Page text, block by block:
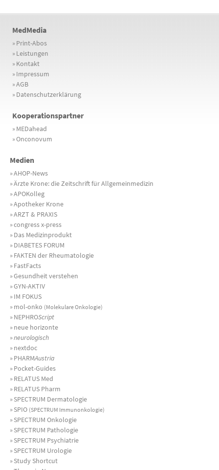
MedMedia
»Print-Abos
»Leistungen
»Kontakt
»Impressum
»AGB
»Datenschutzerklärung
Kooperationspartner
»MEDahead
»Onconovum
Medien
»AHOP-News
»Ärzte Krone: die Zeitschrift für Allgemeinmedizin
»APOKolleg
»Apotheker Krone
»ARZT & PRAXIS
»congress x-press
»Das Medizinprodukt
»DIABETES FORUM
»FAKTEN der Rheumatologie
»FastFacts
»Gesundheit verstehen
»GYN-AKTIV
»IM FOKUS
»mol-onko (Molekulare Onkologie)
»NEPHROScript
»neue horizonte
»neurologisch
»nextdoc
»PHARMAustria
»Pocket-Guides
»RELATUS Med
»RELATUS Pharm
»SPECTRUM Dermatologie
»SPIO (SPECTRUM Immunonkologie)
»SPECTRUM Onkologie
»SPECTRUM Pathologie
»SPECTRUM Psychiatrie
»SPECTRUM Urologie
»Study Shortcut